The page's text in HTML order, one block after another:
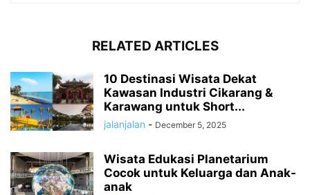
RELATED ARTICLES
10 Destinasi Wisata Dekat
Kawasan Industri Cikarang &
Karawang untuk Short...
jalanjalan - December 5, 2025
Wisata Edukasi Planetarium
Cocok untuk Keluarga dan Anak-
anak